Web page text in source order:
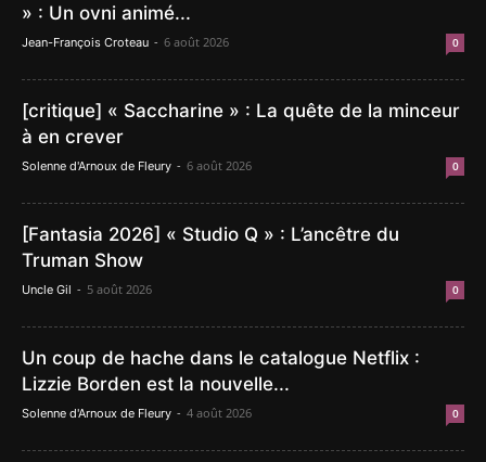
» : Un ovni animé...
Jean-François Croteau - 6 août 2026 0
[critique] « Saccharine » : La quête de la minceur
à en crever
Solenne d'Arnoux de Fleury - 6 août 2026 0
[Fantasia 2026] « Studio Q » : L’ancêtre du
Truman Show
Uncle Gil - 5 août 2026 0
Un coup de hache dans le catalogue Netflix :
Lizzie Borden est la nouvelle...
Solenne d'Arnoux de Fleury - 4 août 2026 0